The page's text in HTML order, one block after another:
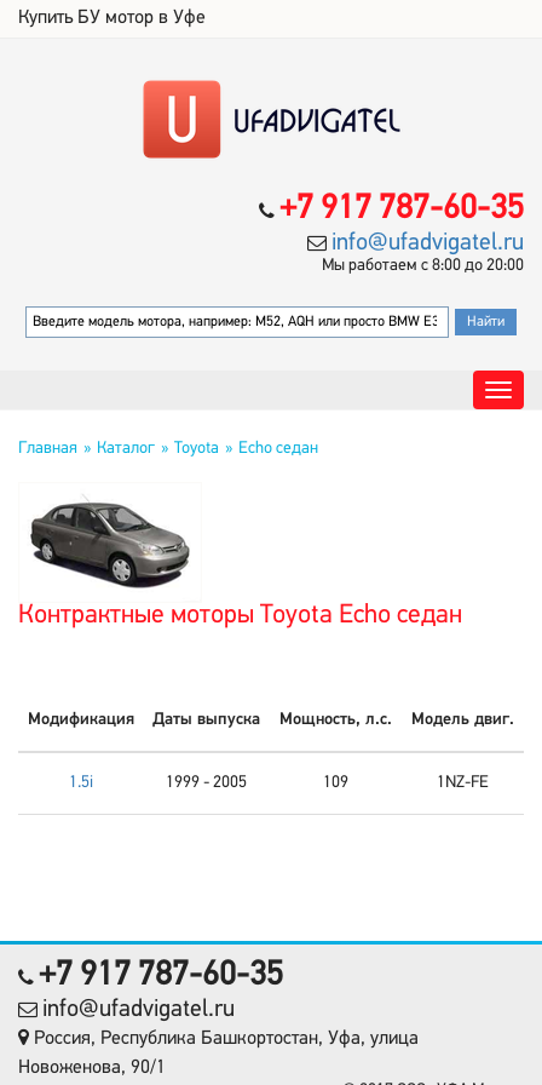
Купить БУ мотор в Уфе
+7 917 787-60-35
info@ufadvigatel.ru
Мы работаем с 8:00 до 20:00
Главная Каталог Toyota Echo седан
Контрактные моторы Toyota Echo седан
Модификация Даты выпуска Мощность, л.с. Модель двиг.
1.5i 1999 - 2005 109 1NZ-FE
+7 917 787-60-35
info@ufadvigatel.ru
Россия, Республика Башкортостан, Уфа, улица
Новоженова, 90/1